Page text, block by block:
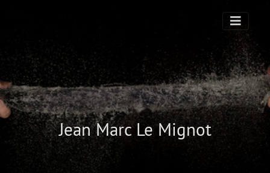
Jean Marc Le Mignot